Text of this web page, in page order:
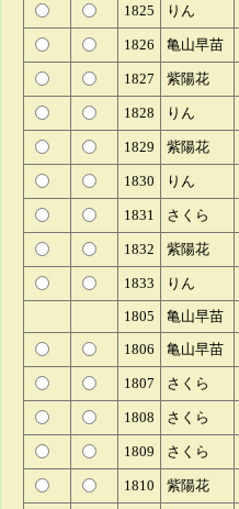
1825 りん
1826 亀山早苗
1827 紫陽花
1828 りん
1829 紫陽花
1830 りん
1831 さくら
1832 紫陽花
1833 りん
1805
亀山早苗
1806
亀山早苗
1807 さくら
1808 さくら
1809 さくら
1810 紫陽花